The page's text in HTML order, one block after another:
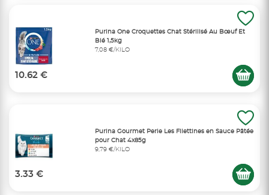
Purina One Croquettes Chat Stérilisé Au Bœuf Et
Blé 1,5kg
7,08 €/KILO
10.62 €
Purina Gourmet Perle Les Filettines en Sauce Pâtée
pour Chat 4x85g
9,79 €/KILO
3.33 €